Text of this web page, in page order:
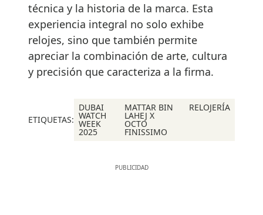
técnica y la historia de la marca. Esta
experiencia integral no solo exhibe
relojes, sino que también permite
apreciar la combinación de arte, cultura
y precisión que caracteriza a la firma.
ETIQUETAS:
DUBAI
WATCH
WEEK
2025
MATTAR BIN
LAHEJ X
OCTO
FINISSIMO
RELOJERÍA